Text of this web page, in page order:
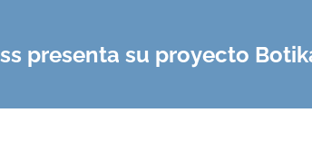
presenta su proyecto